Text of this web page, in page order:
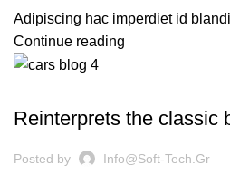
Adipiscing hac imperdiet id
Continue reading
Reinterprets the classic
Posted by Info@soft-Tech.gr